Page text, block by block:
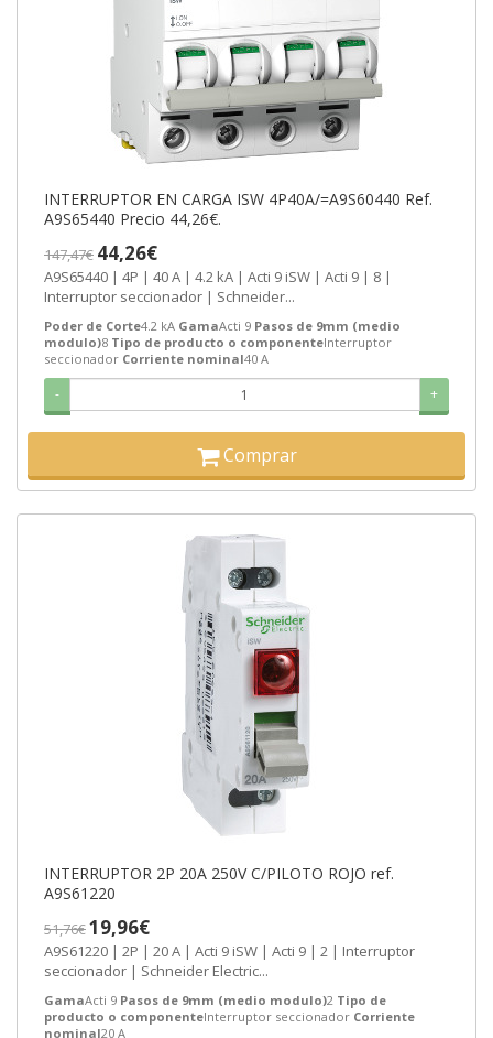
INTERRUPTOR EN CARGA ISW 4P40A/=A9S60440 Ref.
A9S65440 Precio 44,26€.
147,47€ 44,26€
A9S65440 | 4P | 40 A | 4.2 kA | Acti 9 iSW | Acti 9 | 8 |
Interruptor seccionador | Schneider...
Poder de Corte4.2 kA GamaActi 9 Pasos de 9mm (medio
modulo)8 Tipo de producto o componenteInterruptor
seccionador Corriente nominal40 A
- +
Comprar
INTERRUPTOR 2P 20A 250V C/PILOTO ROJO ref.
A9S61220
51,76€19,96€
A9S61220 | 2P | 20 A | Acti 9 iSW | Acti 9 | 2 | Interruptor
seccionador | Schneider Electric...
GamaActi 9 Pasos de 9mm (medio modulo)2 Tipo de
producto o componenteInterruptor seccionador Corriente
nominal20 A